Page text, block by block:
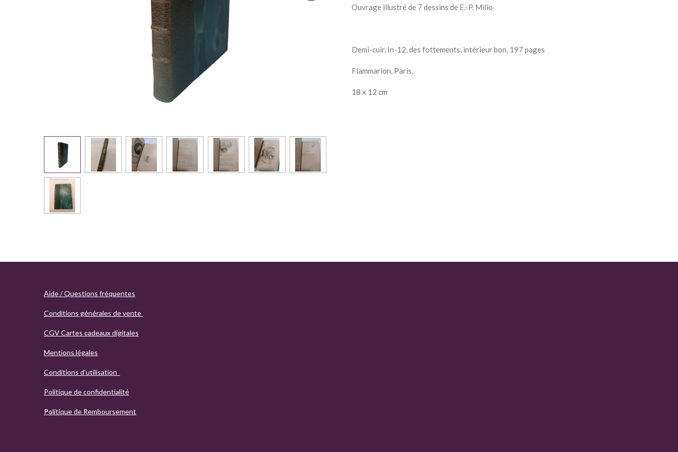
Ouvrage illustré de 7 dessins de E.-P. Milio
Demi-cuir, In-12, des fottements, intérieur bon, 197 pages
Flammarion, Paris,
18 x 12 cm
Aide / Questions fréquentes
Conditions générales de vente
CGV Cartes cadeaux digitales
Mentions légales
Conditions d'utilisation
Politique de confidentialité
Politique de Remboursement